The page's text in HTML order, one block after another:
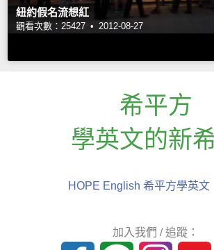
紐約假名流想紅
觀看次數：25427 • 2012-08-27
希平方
學英文的新
HOPE English 希平方學英文
加入我們 / 追蹤：